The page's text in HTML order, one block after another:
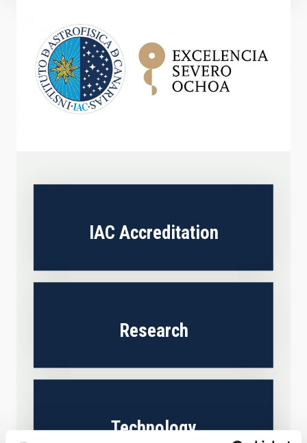
IAC Accreditation
Research
Technology